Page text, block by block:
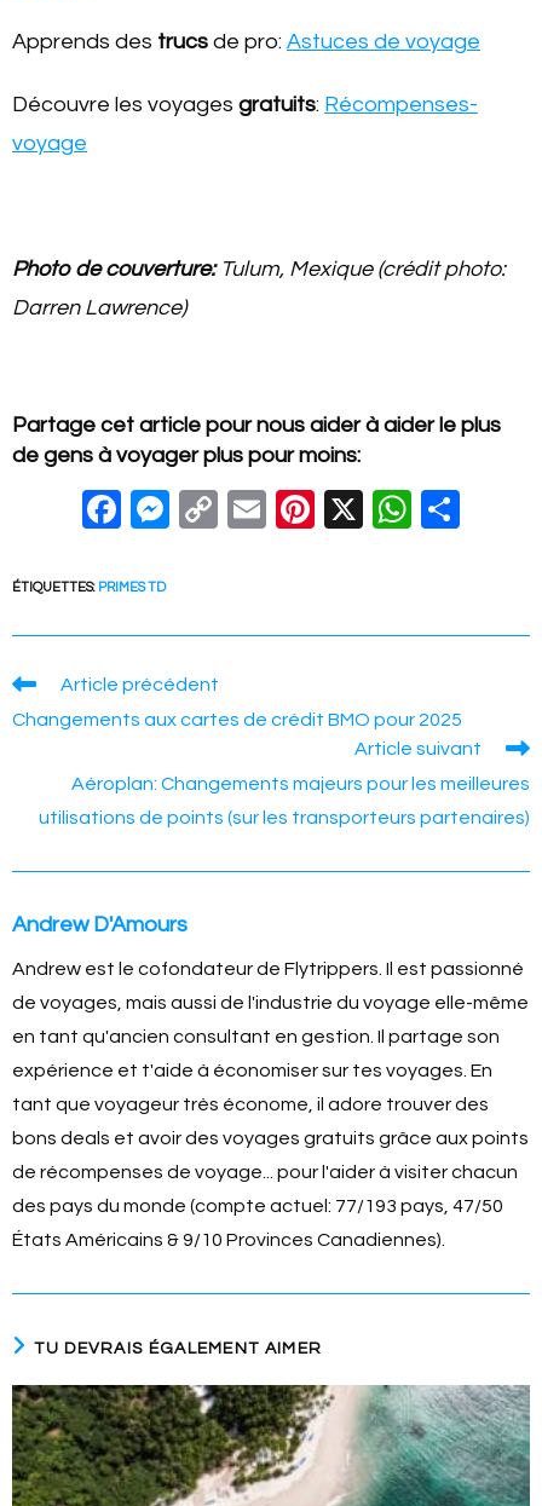
Apprends des trucs de pro: Astuces de voyage
Découvre les voyages gratuits: Récompenses-
voyage
Photo de couverture:Tulum, Mexique (crédit photo:
Darren Lawrence)
Partage cet article pour nous aider à aider le plus
de gens à voyager plus pour moins:
F
c
e
o
k
M
e
g
C
y
E
Pi
e
X
W
s
p
e
ÉTIQUETTES: PRIMES TD
Read
articles
Article précédent
Changements aux cartes de crédit BMO pour 2025
Article suivant
Aéroplan: Changements majeurs pour les meilleures
utilisations de points (sur les transporteurs partenaires)
Andrew D'Amours
Andrew est le cofondateur de Flytrippers. Il est passionné
de voyages, mais aussi de l'industrie du voyage elle-même
en tant qu'ancien consultant en gestion. Il partage son
expérience et t'aide à économiser sur tes voyages. En
tant que voyageur très économe, il adore trouver des
bons deals et avoir des voyages gratuits grâce aux points
de récompenses de voyage... pour l'aider à visiter chacun
des pays du monde (compte actuel: 77/193 pays, 47/50
États Américains & 9/10 Provinces Canadiennes).
TU DEVRAIS ÉGALEMENT AIMER